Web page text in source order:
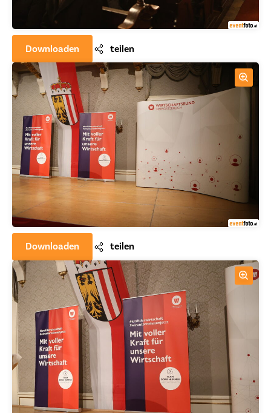
Downloaden teilen
Downloaden teilen